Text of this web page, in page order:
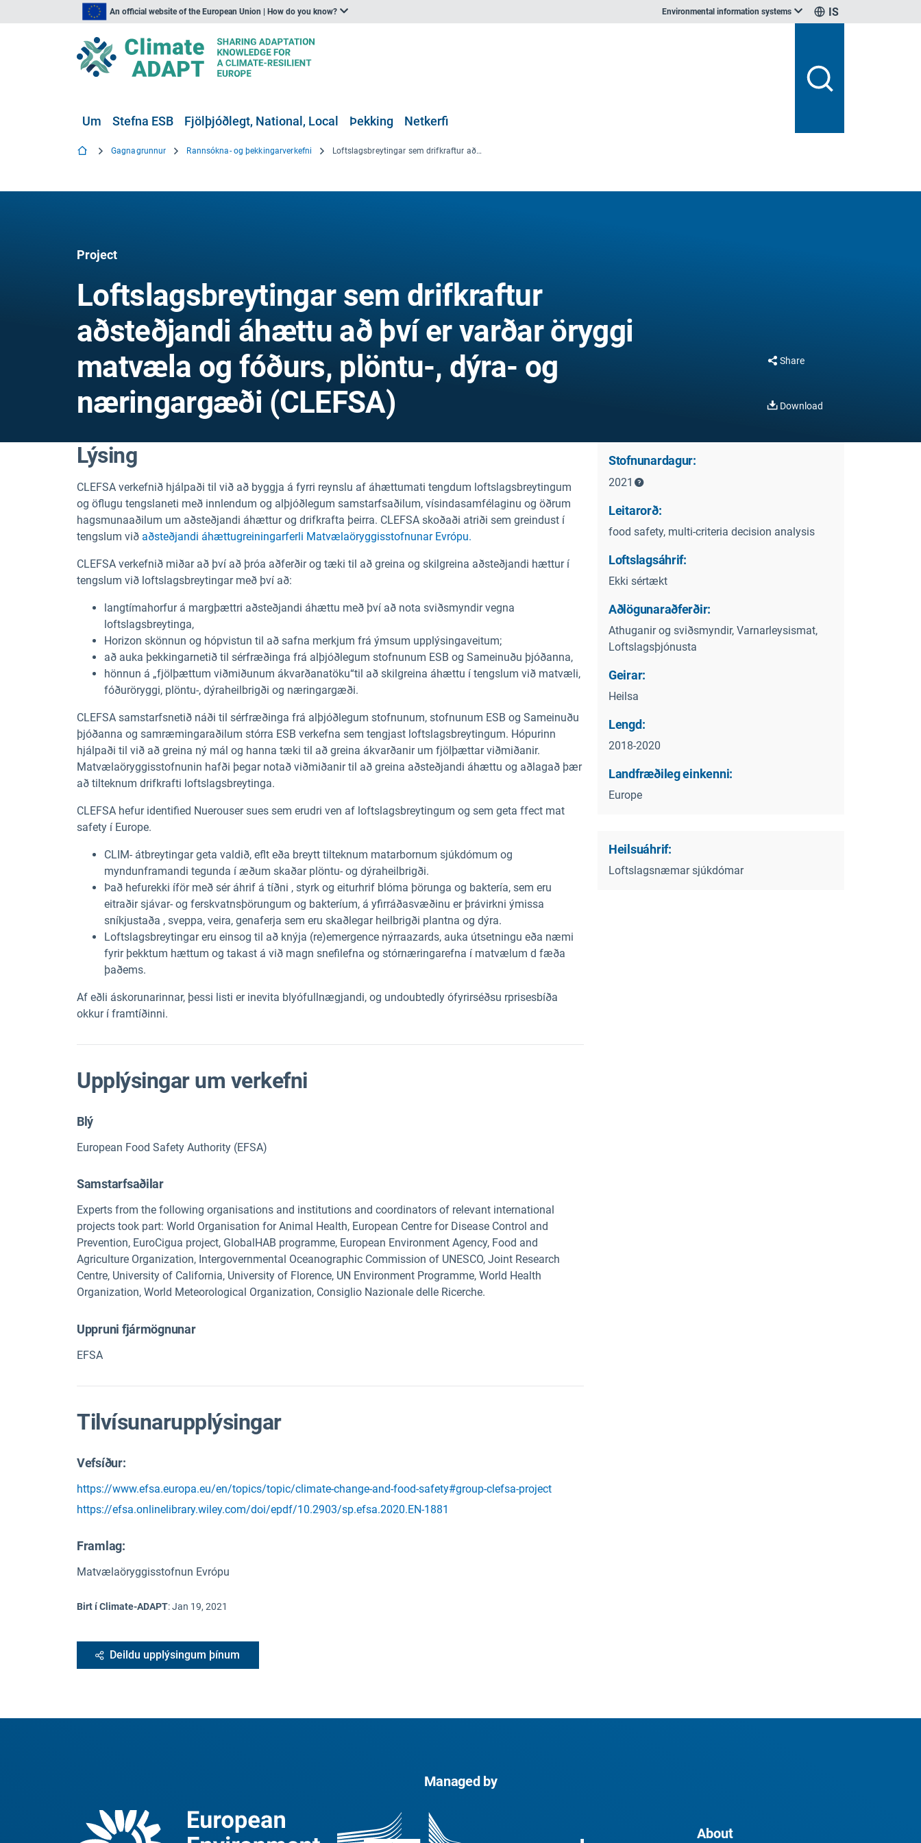
An official website of the European Union | How do you know? Environmental information systems IS
Um Stefna ESB Fjölþjóðlegt, National, Local Þekking Netkerfi
Gagnagrunnur Rannsókna- og þekkingarverkefni Loftslagsbreytingar sem drifkraftur aðsteðjandi áhættu að því er varðar öryggi matvæla og fóðurs, plöntu-, dýra- og næringargæði
Project
Loftslagsbreytingar sem drifkraftur
aðsteðjandi áhættu að því er varðar öryggi
matvæla og fóðurs, plöntu-, dýra- og
næringargæði (CLEFSA)
Share
Download
Lýsing
CLEFSA verkefnið hjálpaði til við að byggja á fyrri reynslu af áhættumati tengdum loftslagsbreytingum
og öflugu tengslaneti með innlendum og alþjóðlegum samstarfsaðilum, vísindasamfélaginu og öðrum
hagsmunaaðilum um aðsteðjandi áhættur og drifkrafta þeirra. CLEFSA skoðaði atriði sem greindust í
tengslum við aðsteðjandi áhættugreiningarferli Matvælaöryggisstofnunar Evrópu.
CLEFSA verkefnið miðar að því að þróa aðferðir og tæki til að greina og skilgreina aðsteðjandi hættur í
tengslum við loftslagsbreytingar með því að:
langtímahorfur á margþættri aðsteðjandi áhættu með því að nota sviðsmyndir vegna
loftslagsbreytinga,
Horizon skönnun og hópvistun til að safna merkjum frá ýmsum upplýsingaveitum;
að auka þekkingarnetið til sérfræðinga frá alþjóðlegum stofnunum ESB og Sameinuðu þjóðanna,
hönnun á „fjölþættum viðmiðunum ákvarðanatöku“til að skilgreina áhættu í tengslum við matvæli,
fóðuröryggi, plöntu-, dýraheilbrigði og næringargæði.
CLEFSA samstarfsnetið náði til sérfræðinga frá alþjóðlegum stofnunum, stofnunum ESB og Sameinuðu
þjóðanna og samræmingaraðilum stórra ESB verkefna sem tengjast loftslagsbreytingum. Hópurinn
hjálpaði til við að greina ný mál og hanna tæki til að greina ákvarðanir um fjölþættar viðmiðanir.
Matvælaöryggisstofnunin hafði þegar notað viðmiðanir til að greina aðsteðjandi áhættu og aðlagað þær
að tilteknum drifkrafti loftslagsbreytinga.
CLEFSA hefur identified Nuerouser sues sem erudri ven af loftslagsbreytingum og sem geta ffect mat
safety í Europe.
CLIM- átbreytingargeta valdið, eflt eða breytt tilteknum matarbornum sjúkdómum og
myndunframandi tegunda í æðum skaðar plöntu- og dýraheilbrigði.
Það hefurekki íför með sér áhrif á tíðni , styrk og eiturhrif blóma þörunga og baktería, sem eru
eitraðir sjávar- og ferskvatnsþörungum og bakteríum, á yfirráðasvæðinu er þrávirkni ýmissa
sníkjustaða , sveppa, veira, genaferja sem eru skaðlegar heilbrigði plantna og dýra.
Loftslagsbreytingar eru einsog til að knýja (re)emergence nýrraazards, auka útsetningu eða næmi
fyrir þekktum hættum og takast á við magn snefilefna og stórnæringarefna í matvælum d fæða
þaðems.
Af eðli áskorunarinnar, þessi listi er inevita blyófullnægjandi, og undoubtedly ófyrirséðsu rprisesbíða
okkur í framtíðinni.
Upplýsingar um verkefni
Blý
European Food Safety Authority (EFSA)
Samstarfsaðilar
Experts from the following organisations and institutions and coordinators of relevant international
projects took part: World Organisation for Animal Health, European Centre for Disease Control and
Prevention, EuroCigua project, GlobalHAB programme, European Environment Agency, Food and
Agriculture Organization, Intergovernmental Oceanographic Commission of UNESCO, Joint Research
Centre, University of California, University of Florence, UN Environment Programme, World Health
Organization, World Meteorological Organization, Consiglio Nazionale delle Ricerche.
Uppruni fjármögnunar
EFSA
Tilvísunarupplýsingar
Vefsíður:
https://www.efsa.europa.eu/en/topics/topic/climate-change-and-food-safety#group-clefsa-project
https://efsa.onlinelibrary.wiley.com/doi/epdf/10.2903/sp.efsa.2020.EN-1881
Framlag:
Matvælaöryggisstofnun Evrópu
Birt í Climate-ADAPT:Jan 19, 2021
Deildu upplýsingum þínum
Stofnunardagur:
2021
Leitarorð:
food safety, multi-criteria decision analysis
Loftslagsáhrif:
Ekki sértækt
Aðlögunaraðferðir:
Athuganir og sviðsmyndir, Varnarleysismat,
Loftslagsþjónusta
Geirar:
Heilsa
Lengd:
2018-2020
Landfræðileg einkenni:
Europe
Heilsuáhrif:
Loftslagsnæmar sjúkdómar
Managed by
About